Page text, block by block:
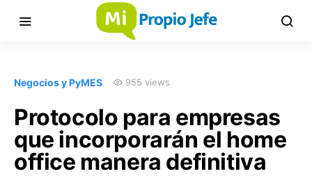
Negocios y PyMES 955 views
Protocolo para empresas
que incorporarán el home
office manera definitiva